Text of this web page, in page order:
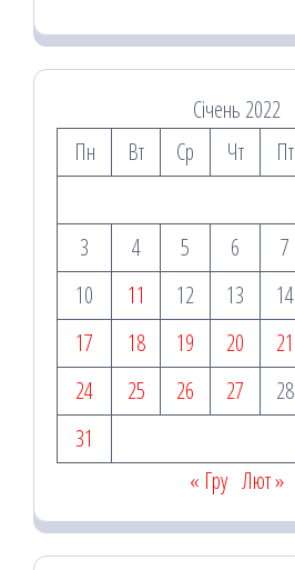
Січень 2022
Пн
Вт Ср Чт Пт
3
4 5 6 7
10
11 12 13 14
17
18 19 20 21
24
25 26 27 28
31
« Гру Лют »